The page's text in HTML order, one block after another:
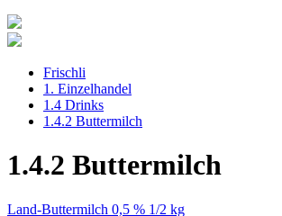
Frischli
1. Einzelhandel
1.4 Drinks
1.4.2 Buttermilch
1.4.2 Buttermilch
Land-Buttermilch 0,5 % 1/2 kg